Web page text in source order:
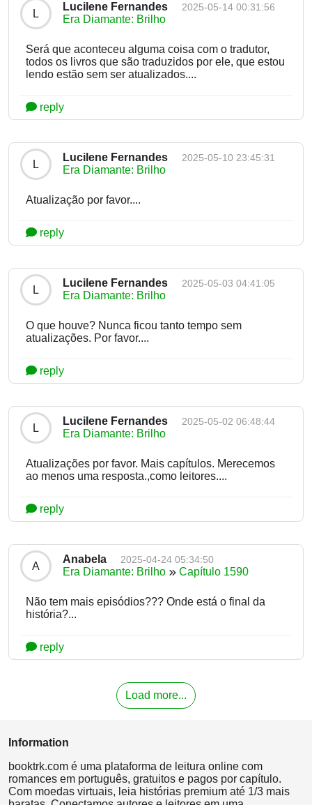
L
Lucilene Fernandes 2025-05-14 00:31:56
Era Diamante: Brilho
Será que aconteceu alguma coisa com o tradutor,
todos os livros que são traduzidos por ele, que estou
lendo estão sem ser atualizados....
reply
L
Lucilene Fernandes 2025-05-10 23:45:31
Era Diamante: Brilho
Atualização por favor....
reply
L
Lucilene Fernandes 2025-05-03 04:41:05
Era Diamante: Brilho
O que houve? Nunca ficou tanto tempo sem
atualizações. Por favor....
reply
L
Lucilene Fernandes 2025-05-02 06:48:44
Era Diamante: Brilho
Atualizações por favor. Mais capítulos. Merecemos
ao menos uma resposta.,como leitores....
reply
A
Anabela 2025-04-24 05:34:50
Era Diamante: Brilho Capítulo 1590
Não tem mais episódios??? Onde está o final da
história?...
reply
Load more...
Information
booktrk.com é uma plataforma de leitura online com
romances em português, gratuitos e pagos por capítulo.
Com moedas virtuais, leia histórias premium até 1/3 mais